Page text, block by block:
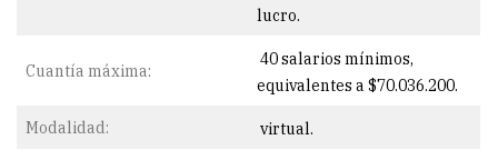
lucro.
Cuantía máxima:
40 salarios mínimos,
equivalentes a $70.036.200.
Modalidad: virtual.